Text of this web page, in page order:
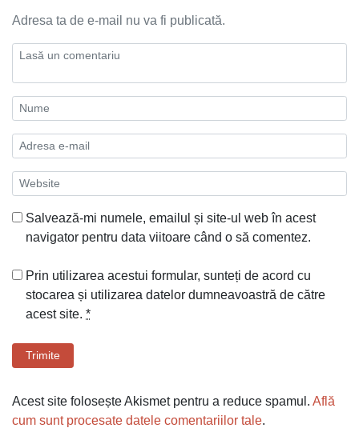
Adresa ta de e-mail nu va fi publicată.
Salvează-mi numele, emailul și site-ul web în acest
navigator pentru data viitoare când o să comentez.
Prin utilizarea acestui formular, sunteți de acord cu
stocarea și utilizarea datelor dumneavoastră de către
acest site. *
Trimite
Acest site folosește Akismet pentru a reduce spamul. Află
cum sunt procesate datele comentariilor tale.